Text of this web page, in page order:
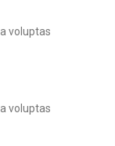
voluptas
voluptas